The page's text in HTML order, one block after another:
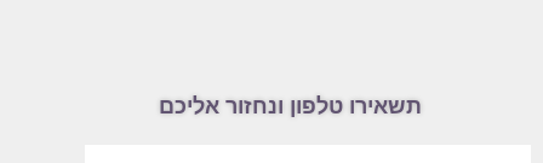
תשאירו טלפון ונחזור אליכם